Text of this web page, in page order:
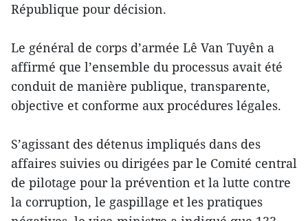
République pour décision.
Le général de corps d’armée Lê Van Tuyên a
affirmé que l’ensemble du processus avait été
conduit de manière publique, transparente,
objective et conforme aux procédures légales.
S’agissant des détenus impliqués dans des
affaires suivies ou dirigées par le Comité central
de pilotage pour la prévention et la lutte contre
la corruption, le gaspillage et les pratiques